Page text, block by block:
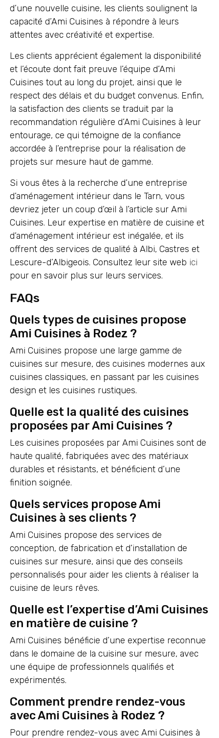
d’une nouvelle cuisine, les clients soulignent la
capacité d’Ami Cuisines à répondre à leurs
attentes avec créativité et expertise.
Les clients apprécient également la disponibilité
et l’écoute dont fait preuve l’équipe d’Ami
Cuisines tout au long du projet, ainsi que le
respect des délais et du budget convenus. Enfin,
la satisfaction des clients se traduit par la
recommandation régulière d’Ami Cuisines à leur
entourage, ce qui témoigne de la confiance
accordée à l’entreprise pour la réalisation de
projets sur mesure haut de gamme.
Si vous êtes à la recherche d’une entreprise
d’aménagement intérieur dans le Tarn, vous
devriez jeter un coup d’œil à l’article sur Ami
Cuisines. Leur expertise en matière de cuisine et
d’aménagement intérieur est inégalée, et ils
offrent des services de qualité à Albi, Castres et
Lescure-d’Albigeois. Consultez leur site web ici
pour en savoir plus sur leurs services.
FAQs
Quels types de cuisines propose
Ami Cuisines à Rodez ?
Ami Cuisines propose une large gamme de
cuisines sur mesure, des cuisines modernes aux
cuisines classiques, en passant par les cuisines
design et les cuisines rustiques.
Quelle est la qualité des cuisines
proposées par Ami Cuisines ?
Les cuisines proposées par Ami Cuisines sont de
haute qualité, fabriquées avec des matériaux
durables et résistants, et bénéficient d’une
finition soignée.
Quels services propose Ami
Cuisines à ses clients ?
Ami Cuisines propose des services de
conception, de fabrication et d’installation de
cuisines sur mesure, ainsi que des conseils
personnalisés pour aider les clients à réaliser la
cuisine de leurs rêves.
Quelle est l’expertise d’Ami Cuisines
en matière de cuisine ?
Ami Cuisines bénéficie d’une expertise reconnue
dans le domaine de la cuisine sur mesure, avec
une équipe de professionnels qualifiés et
expérimentés.
Comment prendre rendez-vous
avec Ami Cuisines à Rodez ?
Pour prendre rendez-vous avec Ami Cuisines à